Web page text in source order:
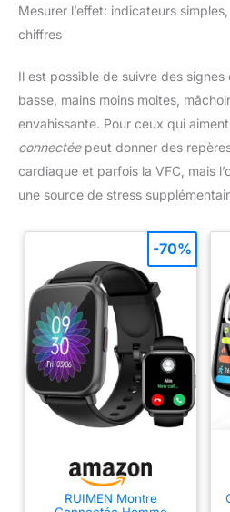
Mesurer l’effet: indicateurs
chiffres
Il est possible de suivre des
basse, mains moins moites,
envahissante. Pour ceux qui
connectéepeut donner des
cardiaque et parfois la VFC, mais
une source de stress
RUIMEN Montre
-70%